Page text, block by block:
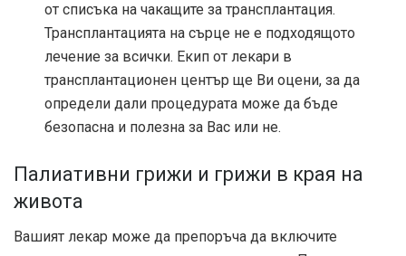
от списъка на чакащите за трансплантация.
Трансплантацията на сърце не е подходящото
лечение за всички. Екип от лекари в
трансплантационен център ще Ви оцени, за да
определи дали процедурата може да бъде
безопасна и полезна за Вас или не.
Палиативни грижи и грижи в края на
живота
Вашият лекар може да препоръча да включите